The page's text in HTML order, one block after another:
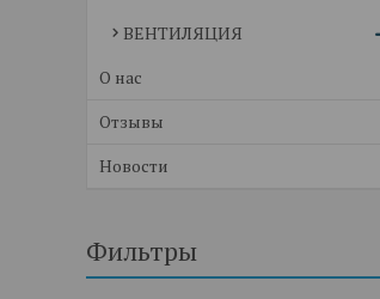
ВЕНТИЛЯЦИЯ
О нас
Отзывы
Новости
Фильтры